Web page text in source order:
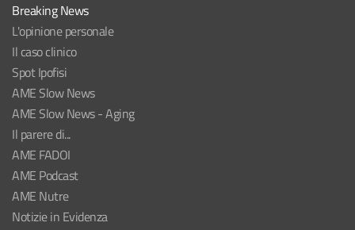
Breaking News
L'opinione personale
Il caso clinico
Spot Ipofisi
AME Slow News
AME Slow News - Aging
Il parere di...
AME FADOI
AME Podcast
AME Nutre
Notizie in Evidenza